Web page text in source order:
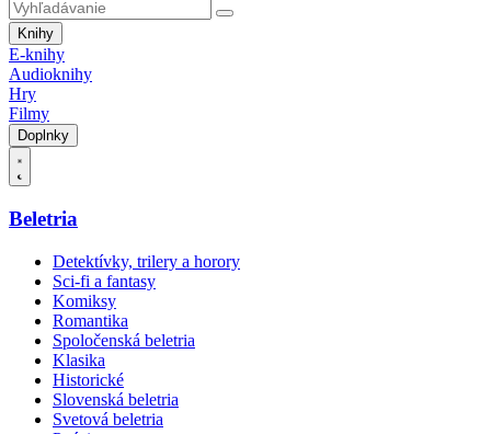
Knihy
E-knihy
Audioknihy
Hry
Filmy
Doplnky
Beletria
Detektívky, trilery a horory
Sci-fi a fantasy
Komiksy
Romantika
Spoločenská beletria
Klasika
Historické
Slovenská beletria
Svetová beletria